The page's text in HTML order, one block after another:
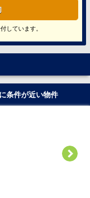
しています。
条件が近い物件